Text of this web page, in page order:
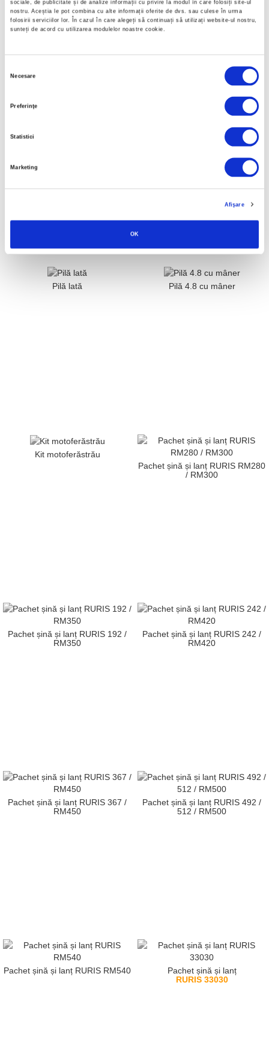
sociale, de publicitate și de analize informații cu privire la modul în care folosiți site-ul
nostru. Aceștia le pot combina cu alte informații oferite de dvs. sau culese în urma
folosirii serviciilor lor. În cazul în care alegeți să continuați să utilizați website-ul nostru,
sunteți de acord cu utilizarea modulelor noastre cookie.
Necesare
Preferinţe
Statistici
Marketing
Afişare
OK
Pilă lată Pilă 4.8 cu mâner
Kit motoferăstrău
Pachet șină și lanț RURIS RM280
/ RM300
Pachet șină și lanț RURIS 192 /
RM350
Pachet șină și lanț RURIS 242 /
RM420
Pachet șină și lanț RURIS 367 /
RM450
Pachet șină și lanț RURIS 492 /
512 / RM500
Pachet șină și lanț RURIS RM540
Pachet șină și lanț
RURIS 33030